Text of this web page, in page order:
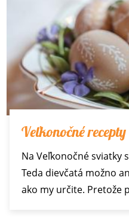
Veľkonočné recepty
Na Veľkonočné sviatky
Teda dievčatá možno
ako my určite. Pretože